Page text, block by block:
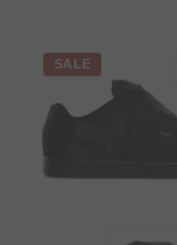
SALE